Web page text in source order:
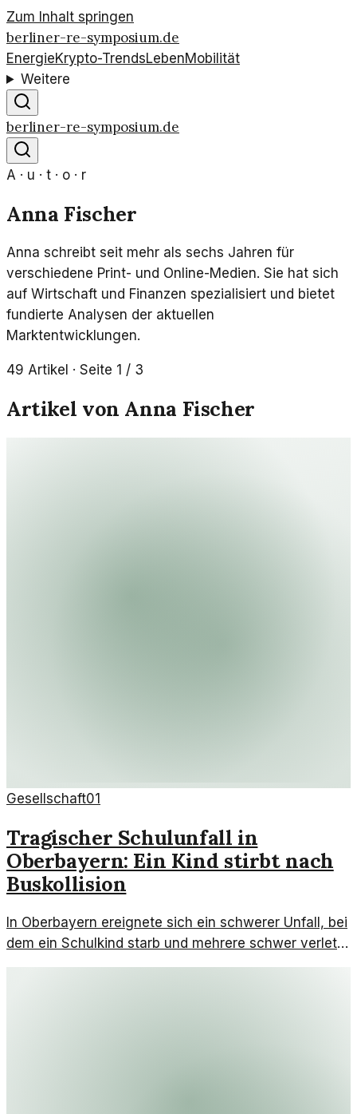
Zum Inhalt springen
berliner-re-symposium.de
EnergieKrypto-TrendsLebenMobilität
Weitere
berliner-re-symposium.de
A · u · t · o · r
Anna Fischer
Anna schreibt seit mehr als sechs Jahren für
verschiedene Print- und Online-Medien. Sie hat sich
auf Wirtschaft und Finanzen spezialisiert und bietet
fundierte Analysen der aktuellen
Marktentwicklungen.
49 Artikel · Seite 1 / 3
Artikel von Anna Fischer
Gesellschaft01
Tragischer Schulunfall in
Oberbayern: Ein Kind stirbt nach
Buskollision
In Oberbayern ereignete sich ein schwerer Unfall, bei
dem ein Schulkind starb und mehrere schwer verletzt
wurden. Neue Details werfen einen Schatten auf die